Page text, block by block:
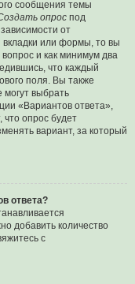
сообщения темы
опрос под
от
вкладки или формы, то вы
и как минимум два
что каждый
поля. Вы также
могут выбрать
«Вариантов ответа»,
что опрос будет
вариант, за который
ответа?
добавить количество
с